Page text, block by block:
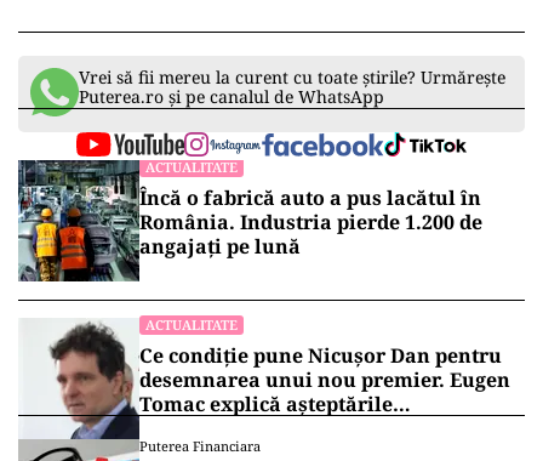
Vrei să fii mereu la curent cu toate știrile? Urmărește
Puterea.ro și pe canalul de WhatsApp
ACTUALITATE
Încă o fabrică auto a pus lacătul în
România. Industria pierde 1.200 de
angajați pe lună
ACTUALITATE
Ce condiție pune Nicușor Dan pentru
desemnarea unui nou premier. Eugen
Tomac explică așteptările
Puterea Financiara